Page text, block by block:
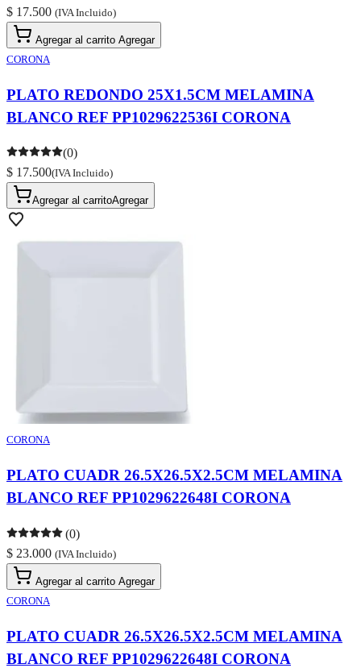
$ 17.500 (IVA Incluido)
Agregar al carrito Agregar
CORONA
PLATO REDONDO 25X1.5CM MELAMINA
BLANCO REF PP1029622536I CORONA
(0)
$ 17.500(IVA Incluido)
Agregar al carritoAgregar
CORONA
PLATO CUADR 26.5X26.5X2.5CM MELAMINA
BLANCO REF PP1029622648I CORONA
(0)
$ 23.000 (IVA Incluido)
Agregar al carrito Agregar
CORONA
PLATO CUADR 26.5X26.5X2.5CM MELAMINA
BLANCO REF PP1029622648I CORONA